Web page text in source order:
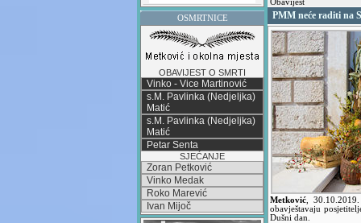
OSMRTNICE
OBAVIJEST O SMRTI
Vinko - Vice Martinović
s.M. Pavlinka (Nedjeljka)
Matić
s.M. Pavlinka (Nedjeljka)
Matić
Petar Senta
SJEĆANJE
Zoran Petković
Vinko Medak
Roko Marević
Ivan Mijoč
Obavijest
PMM neće raditi na
Metković
obavještavaju
Dušni dan.